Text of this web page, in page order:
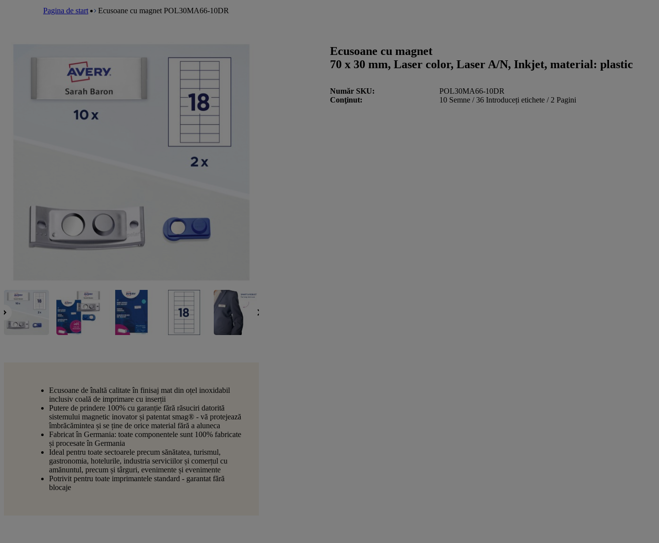
Pagina de start Ecusoane cu magnet POL30MA66-10DR
Ecusoane cu magnet
70 x 30 mm, Laser color, Laser A/N, Inkjet, material: plastic
Număr SKU
POL30MA66-10DR
Conţinut
10 Semne / 36 Introduceți etichete / 2 Pagini
Ecusoane de înaltă calitate în finisaj mat din oțel inoxidabil
inclusiv coală de imprimare cu inserții
Putere de prindere 100% cu garanție fără răsuciri datorită
sistemului magnetic inovator și patentat smag® - vă protejează
îmbrăcămintea și se ține de orice material fără a aluneca
Fabricat în Germania: toate componentele sunt 100% fabricate
și procesate în Germania
Ideal pentru toate sectoarele precum sănătatea, turismul,
gastronomia, hotelurile, industria serviciilor și comerțul cu
amănuntul, precum și târguri, evenimente și evenimente
Potrivit pentru toate imprimantele standard - garantat fără
blocaje